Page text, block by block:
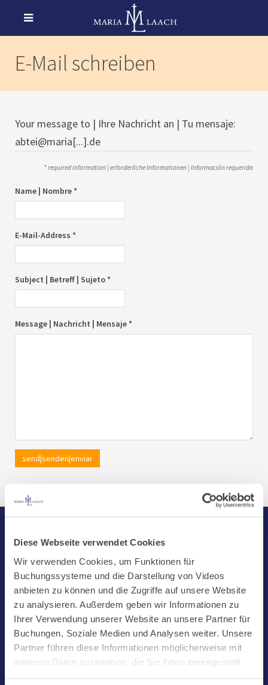
Diese Webseite verwendet Cookies
Wir verwenden Cookies, um Funktionen für
Buchungssysteme und die Darstellung von Videos
anbieten zu können und die Zugriffe auf unsere Website
zu analysieren. Außerdem geben wir Informationen zu
Ihrer Verwendung unserer Website an unsere Partner für
Buchungen, Soziale Medien und Analysen weiter. Unsere
Partner führen diese Informationen möglicherweise mit
weiteren Daten zusammen, die Sie ihnen bereitgestellt
E-Mail schreiben
Your message to | Ihre Nachricht an | Tu mensaje:
abtei@maria[...].de
* required information | erforderliche Informationen | Información requerida
Name | Nombre *
E-Mail-Address *
Subject | Betreff | Sujeto *
Message | Nachricht | Mensaje *
send|senden|enviar
Start
Aktuelles
Kloster
Klosterbetriebe
Spenden
Te Deum
Bestattungen